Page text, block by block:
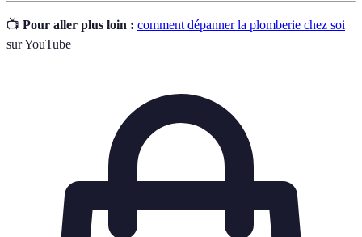
📺 Pour aller plus loin : comment dépanner la plomberie chez soi
sur YouTube